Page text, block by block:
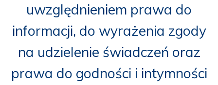
uwzględnieniem prawa do
informacji, do wyrażenia zgody
na udzielenie świadczeń oraz
prawa do godności i intymności